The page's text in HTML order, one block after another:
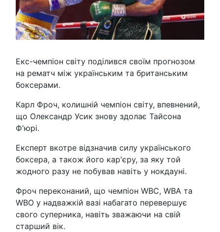
Екс-чемпіон світу поділився своїм прогнозом
на рематч між українським та британським
боксерами.
Карл Фроч, колишній чемпіон світу, впевнений,
що Олександр Усик знову здолає Тайсона
Ф'юрі.
Експерт вкотре відзначив силу українського
боксера, а також його кар'єру, за яку той
жодного разу не побував навіть у нокдауні.
Фроч переконаний, що чемпіон WBC, WBA та
WBO у надважкій вазі набагато перевершує
свого суперника, навіть зважаючи на свій
старший вік.